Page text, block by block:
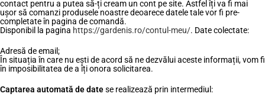
contact pentru a putea să-ți cream un cont pe site. Astfel îți va fi mai
ușor să comanzi produsele noastre deoarece datele tale vor fi pre-
completate în pagina de comandă.
Disponibil la pagina https://gardenis.ro/contul-meu/. Date colectate:
Adresă de email;
În situația în care nu ești de acord să ne dezvălui aceste informații, vom fi
în imposibilitatea de a îți onora solicitarea.
Captarea automată de datese realizează prin intermediul: